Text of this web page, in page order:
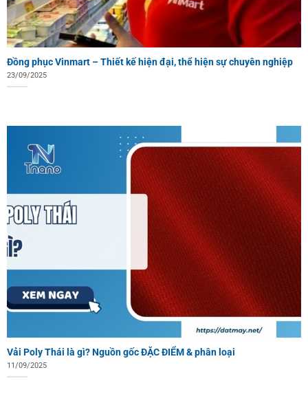
Đồng phục Vinmart – Thiết kế hiện đại, thể hiện sự chuyên nghiệp
23/09/2025
Vải Poly Thái là gì? Nguồn gốc ĐẶC ĐIỂM & phân loại
11/09/2025